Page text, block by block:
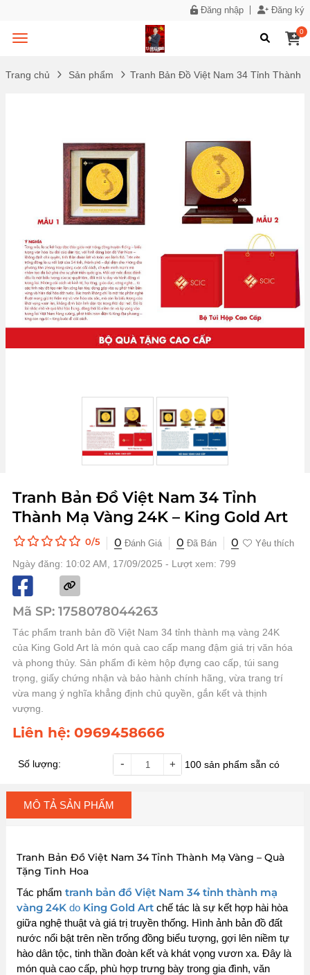
Đăng nhập Đăng ký
0
Trang chủ Sản phẩm Tranh Bản Đồ Việt Nam 34 Tỉnh Thành
Tranh Bản Đồ Việt Nam 34 Tỉnh
Thành Mạ Vàng 24K – King Gold Art
0/5 0 Đánh Giá 0 Đã Bán 0 Yêu thích
Ngày đăng: 10:02 AM, 17/09/2025 - Lượt xem: 799
Mã SP: 1758078044263
Tác phẩm tranh bản đồ Việt Nam 34 tỉnh thành mạ vàng 24K
của King Gold Art là món quà cao cấp mang đậm giá trị văn hóa
và phong thủy. Sản phẩm đi kèm hộp đựng cao cấp, túi sang
trọng, giấy chứng nhận và bảo hành chính hãng, vừa trang trí
vừa mang ý nghĩa khẳng định chủ quyền, gắn kết và thịnh
vượng.
Liên hệ: 0969458666
Số lượng: +
- 100 sản phẩm sẵn có
MÔ TẢ SẢN PHẨM
Tranh Bản Đồ Việt Nam 34 Tỉnh Thành Mạ Vàng – Quà
Tặng Tinh Hoa
Tác phẩm tranh bản đồ Việt Nam 34 tỉnh thành mạ
vàng 24K do King Gold Art chế tác là sự kết hợp hài hòa
giữa nghệ thuật và giá trị truyền thống. Hình ảnh bản đồ đất
nước nổi bật trên nền trống đồng biểu tượng, gợi lên niềm tự
hào dân tộc, tinh thần đoàn kết và khát vọng vươn xa. Đây là
món quà cao cấp, phù hợp trưng bày trong gia đình, văn